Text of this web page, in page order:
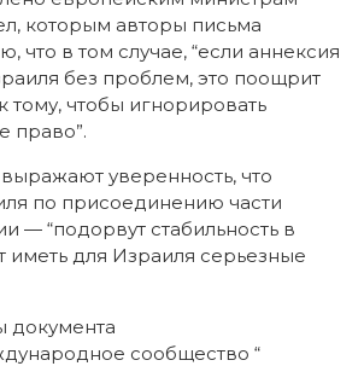
которым авторы письма
что в том случае, “если аннексия
без проблем, это поощрит
тому, чтобы игнорировать
право”.
уверенность, что
по присоединению части
— “подорвут стабильность в
иметь для Израиля серьезные
документа
сообщество “